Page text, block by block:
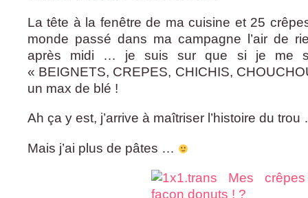
La tête à la fenêtre de ma cuisine et 25
monde passé dans ma campagne l’air de
après midi … je suis sur que si je me
« BEIGNETS, CREPES, CHICHIS,
un max de blé !
Ah ça y est, j’arrive à maîtriser l’histoire du
Mais j’ai plus de pâtes …